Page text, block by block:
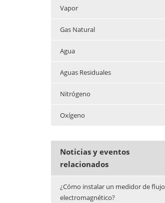
Vapor
Gas Natural
Agua
Aguas Residuales
Nitrógeno
Oxígeno
Noticias y eventos
relacionados
¿Cómo instalar un medidor de flujo
electromagnético?